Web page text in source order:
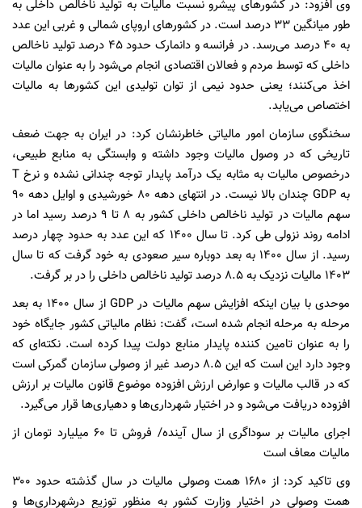
وی افزود: در کشورهای پیشرو نسبت مالیات به تولید ناخالص داخلی به
طور میانگین ۳۳ درصد است. در کشورهای اروپای شمالی و غربی این عدد
به ۴۰ درصد می‌رسد. در فرانسه و دانمارک حدود ۴۵ درصد تولید ناخالص
داخلی که توسط مردم و فعالان اقتصادی انجام می‌شود را به عنوان مالیات
اخذ می‌کنند؛ یعنی حدود نیمی از توان تولیدی این کشورها به مالیات
اختصاص می‌یابد.
سخنگوی سازمان امور مالیاتی خاطرنشان کرد: در ایران به جهت ضعف
تاریخی که در وصول مالیات وجود داشته و وابستگی به منابع طبیعی،
درخصوص مالیات به مثابه یک درآمد پایدار توجه چندانی نشده و نرخ T
به GDP چندان بالا نیست. در انتهای دهه ۸۰ خورشیدی و اوایل دهه ۹۰
سهم مالیات در تولید ناخالص داخلی کشور به ۸ تا ۹ درصد رسید اما در
ادامه روند نزولی طی کرد. تا سال ۱۴۰۰ که این عدد به حدود چهار درصد
رسید. از سال ۱۴۰۰ به بعد دوباره سیر صعودی به خود گرفت که تا سال
۱۴۰۳ مالیات نزدیک به ۸.۵ درصد تولید ناخالص داخلی را در بر گرفت.
موحدی با بیان اینکه افزایش سهم مالیات در GDP از سال ۱۴۰۰ به بعد
مرحله به مرحله انجام شده است، گفت: نظام مالیاتی کشور جایگاه خود
را به عنوان تامین کننده پایدار منابع دولت پیدا کرده است. نکته‌ای که
وجود دارد این است که این ۸.۵ درصد غیر از وصولی سازمان گمرکی است
که در قالب مالیات و عوارض ارزش افزوده موضوع قانون مالیات بر ارزش
افزوده دریافت می‌شود و در اختیار شهرداری‌ها و دهیاری‌ها قرار می‌گیرد.
اجرای مالیات بر سوداگری از سال آینده/ فروش تا ۶۰ میلیارد تومان از
مالیات معاف است
وی تاکید کرد: از ۱۶۸۰ همت وصولی مالیات در سال گذشته حدود ۳۰۰
همت وصولی در اختیار وزارت کشور به منظور توزیع درشهرداری‌ها و